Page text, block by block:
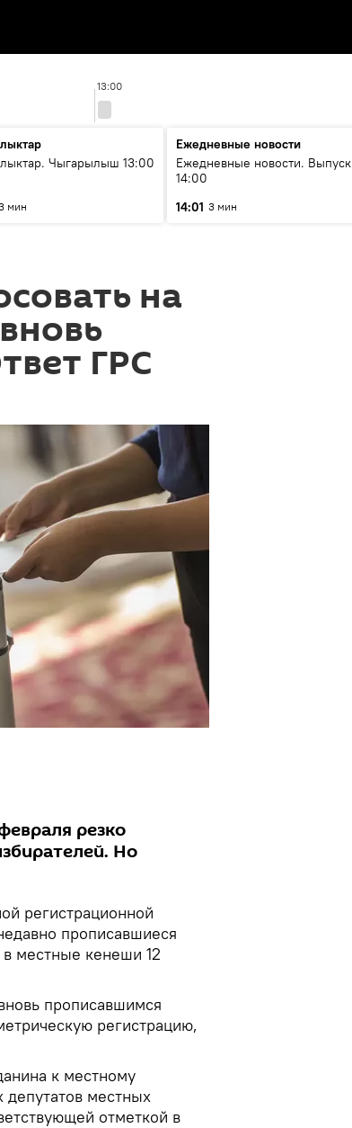
13:00
Чыгарылыш 13:00
мин
Ежедневные новости
Ежедневные новости. Выпуск
14:00
14:01 3 мин
на
ГРС
резко
Но
регистрационной
прописавшиеся
в местные кенеши 12
прописавшимся
регистрацию,
к местному
местных
отметкой в